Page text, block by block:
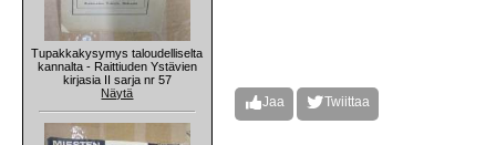
Tupakkakysymys taloudelliselta
kannalta - Raittiuden Ystävien
kirjasia II sarja nr 57
Näytä
Jaa Twiittaa